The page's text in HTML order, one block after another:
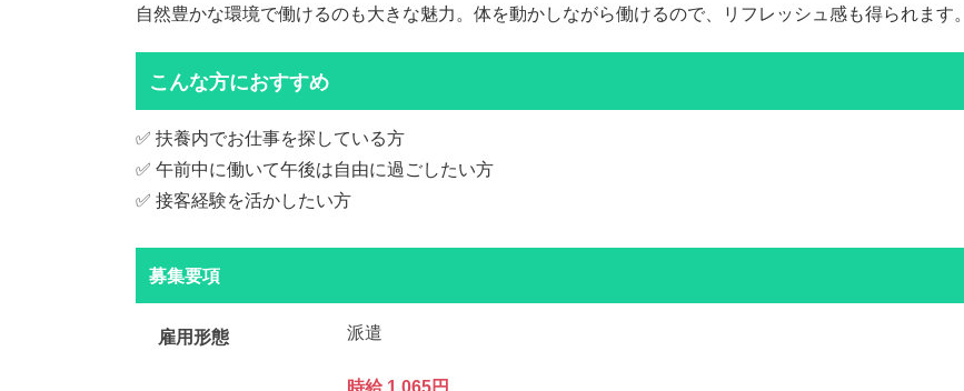
自然豊かな環境で働けるのも大きな魅力。体を動かしながら働けるので、リフレッシュ感も得られます。
こんな方におすすめ
✅ 扶養内でお仕事を探している方
✅ 午前中に働いて午後は自由に過ごしたい方
✅ 接客経験を活かしたい方
募集要項
雇用形態 派遣
時給 1,065円